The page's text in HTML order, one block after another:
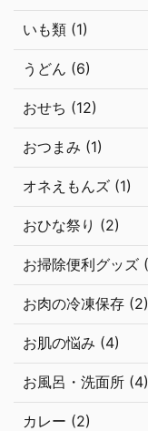
いも類 (1)
うどん (6)
おせち (12)
おつまみ (1)
オネえもんズ (1)
おひな祭り (2)
お掃除便利グッズ
お肉の冷凍保存 (2)
お肌の悩み (4)
お風呂・洗面所 (4)
カレー (2)